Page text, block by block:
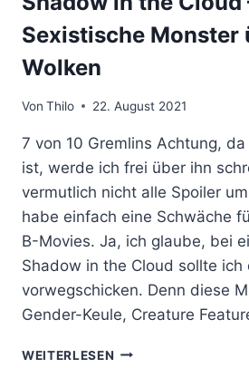
Sexistische Monster
Wolken
Von Thilo 22. August 2021
7 von 10 Gremlins Achtung,
ist, werde ich frei über ihn
vermutlich nicht alle Spoiler
habe einfach eine Schwäche
B-Movies. Ja, ich glaube, bei
Shadow in the Cloud sollte ich
vorwegschicken. Denn diese
Gender-Keule, Creature
WEITERLESEN SHADOW